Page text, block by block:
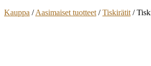
Kauppa /Aasimaiset tuotteet /Tiskirätit /